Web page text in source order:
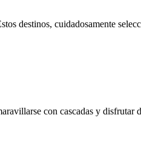
destinos, cuidadosamente
con cascadas y disfrutar